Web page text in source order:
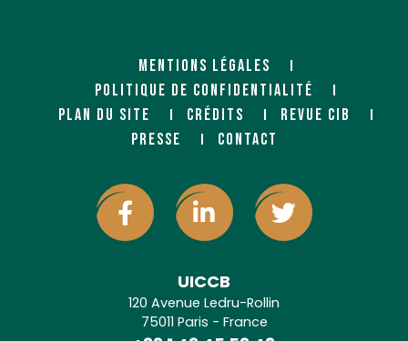
MENTIONS LÉGALES
POLITIQUE DE CONFIDENTIALITÉ
PLAN DU SITE
CRÉDITS
REVUE CIB
PRESSE
CONTACT
UICCB
120 Avenue Ledru-Rollin
75011 Paris - France